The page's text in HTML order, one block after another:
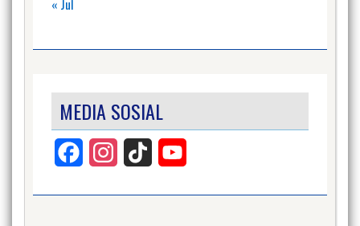
« Jul
MEDIA SOSIAL
Facebook InstagramTikTok